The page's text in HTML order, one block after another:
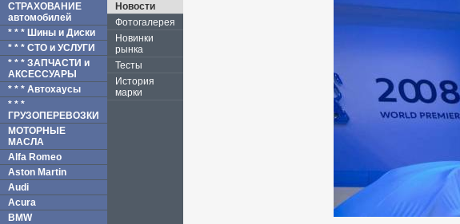
СТРАХОВАНИЕ
автомобилей
* * * Шины и Диски
* * * СТО и УСЛУГИ
* * * ЗАПЧАСТИ и
АКСЕССУАРЫ
* * * Автохаусы
* * *
ГРУЗОПЕРЕВОЗКИ
МОТОРНЫЕ
МАСЛА
Alfa Romeo
Aston Martin
Audi
Acura
BMW
Новости
Фотогалерея
Новинки
рынка
Тесты
История
марки